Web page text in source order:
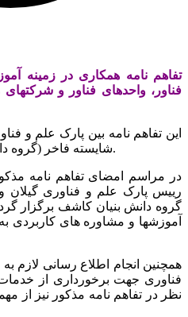
تفاهم نامه همکاری در زمینه
فناور، واحدهای فناور و
این تفاهم نامه بین پارک علم و
شایسته فاخر (گروه دانش بنیان کاشف) به امضا رسید.
در مراسم امضای تفاهم نامه
رییس پارک علم و فناوری گیلان
گروه دانش بنیان کاشف برگزار
آموزشها و مشاوره های کاربردی
همچنین انجام اطلاع رسانی لازم
فناوری جهت برخورداری از
نظر در تفاهم نامه مذکور نیز از